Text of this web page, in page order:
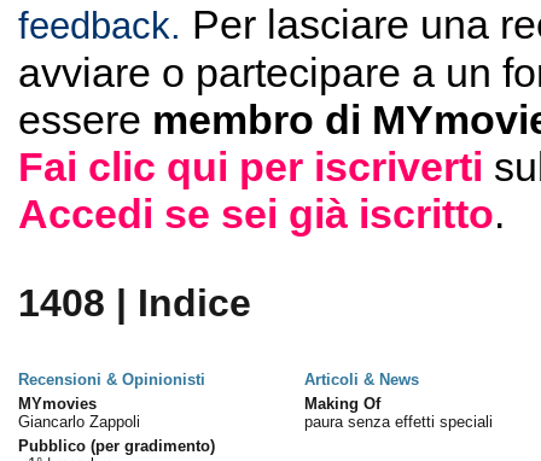
feedback. Per lasciare una
avviare o partecipare a un
essere membro di
Fai clic qui per iscriverti
Accedi se sei già iscritto.
1408 | Indice
Recensioni & Opinionisti
Articoli & News
MYmovies
Giancarlo Zappoli
Pubblico (per gradimento)
Making Of
paura senza effetti speciali